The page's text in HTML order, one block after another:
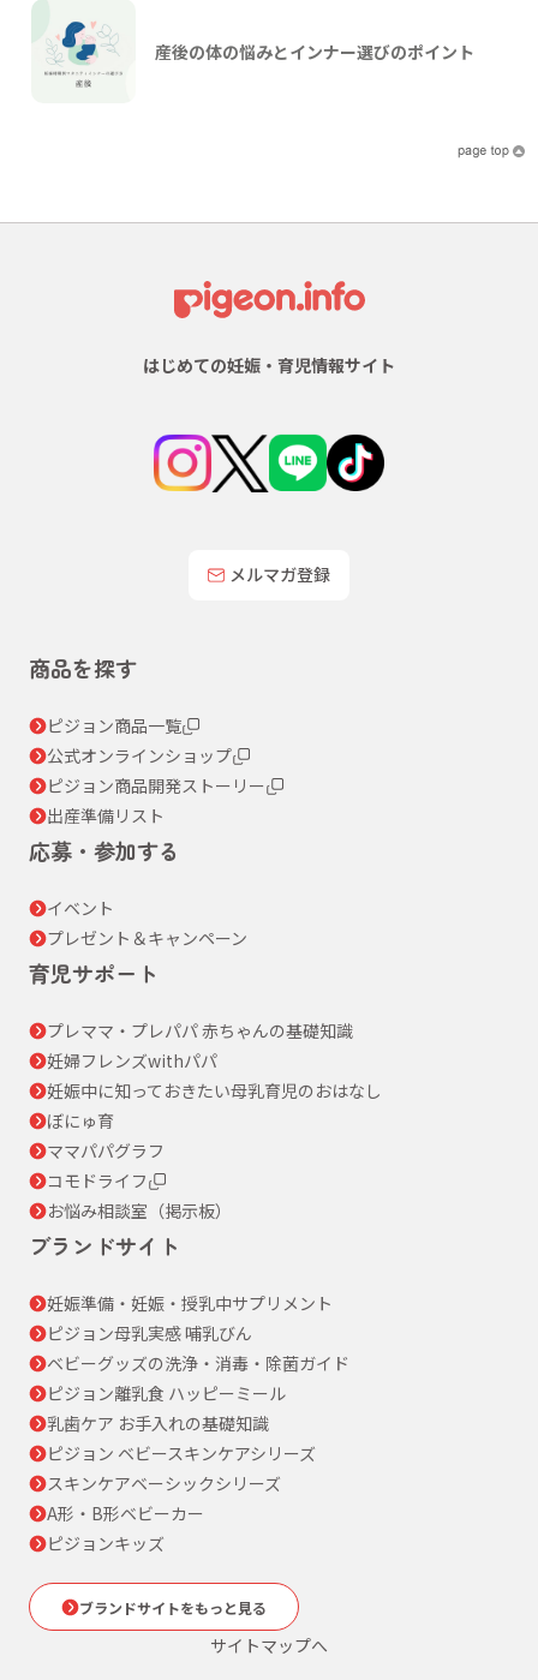
産後の体の悩みとインナー選びのポイント
はじめての妊娠・育児情報サイト
メルマガ登録
商品を探す
ピジョン商品一覧
公式オンラインショップ
ピジョン商品開発ストーリー
出産準備リスト
応募・参加する
イベント
プレゼント＆キャンペーン
育児サポート
プレママ・プレパパ 赤ちゃんの基礎知識
妊婦フレンズwithパパ
妊娠中に知っておきたい母乳育児のおはなし
ぼにゅ育
ママパパグラフ
コモドライフ
お悩み相談室（掲示板）
ブランドサイト
妊娠準備・妊娠・授乳中サプリメント
ピジョン母乳実感 哺乳びん
ベビーグッズの洗浄・消毒・除菌ガイド
ピジョン離乳食 ハッピーミール
乳歯ケア お手入れの基礎知識
ピジョン ベビースキンケアシリーズ
スキンケアベーシックシリーズ
A形・B形ベビーカー
ピジョンキッズ
ブランドサイトをもっと見る
サイトマップへ